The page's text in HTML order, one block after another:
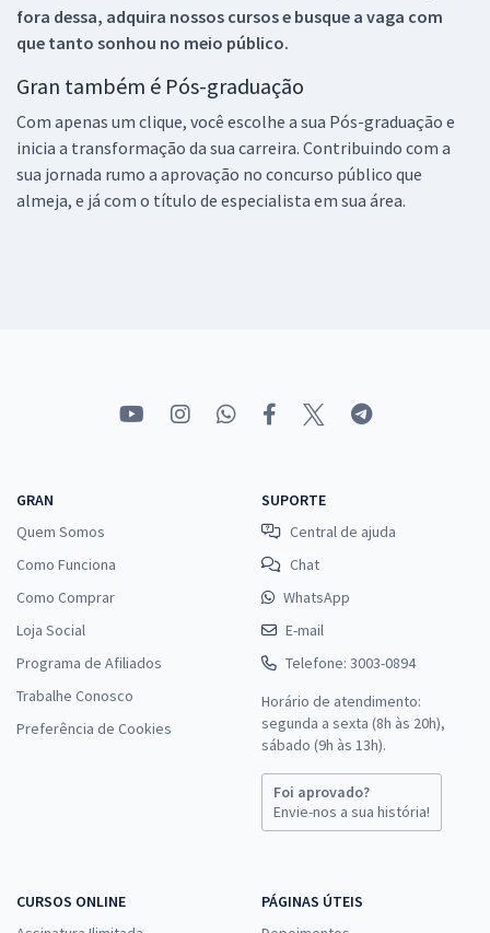
fora dessa, adquira nossos cursos e busque a vaga com
que tanto sonhou no meio público.
Gran também é Pós-graduação
Com apenas um clique, você escolhe a sua Pós-graduação e
inicia a transformação da sua carreira. Contribuindo com a
sua jornada rumo a aprovação no concurso público que
almeja, e já com o título de especialista em sua área.
GRAN
Quem Somos
Como Funciona
Como Comprar
Loja Social
Programa de Afiliados
Trabalhe Conosco
Preferência de Cookies
SUPORTE
Central de ajuda
Chat
WhatsApp
E-mail
Telefone: 3003-0894
Horário de atendimento:
segunda a sexta (8h às 20h),
sábado (9h às 13h).
Foi aprovado?
Envie-nos a sua história!
CURSOS ONLINE
PÁGINAS ÚTEIS